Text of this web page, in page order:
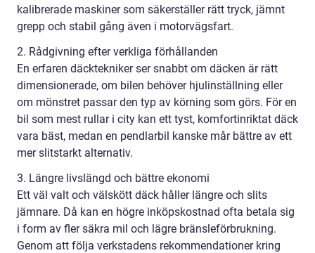
kalibrerade maskiner som säkerställer rätt tryck, jämnt
grepp och stabil gång även i motorvägsfart.
2. Rådgivning efter verkliga förhållanden
En erfaren däcktekniker ser snabbt om däcken är rätt
dimensionerade, om bilen behöver hjulinställning eller
om mönstret passar den typ av körning som görs. För en
bil som mest rullar i city kan ett tyst, komfortinriktat däck
vara bäst, medan en pendlarbil kanske mår bättre av ett
mer slitstarkt alternativ.
3. Längre livslängd och bättre ekonomi
Ett väl valt och välskött däck håller längre och slits
jämnare. Då kan en högre inköpskostnad ofta betala sig
i form av fler säkra mil och lägre bränsleförbrukning.
Genom att följa verkstadens rekommendationer kring